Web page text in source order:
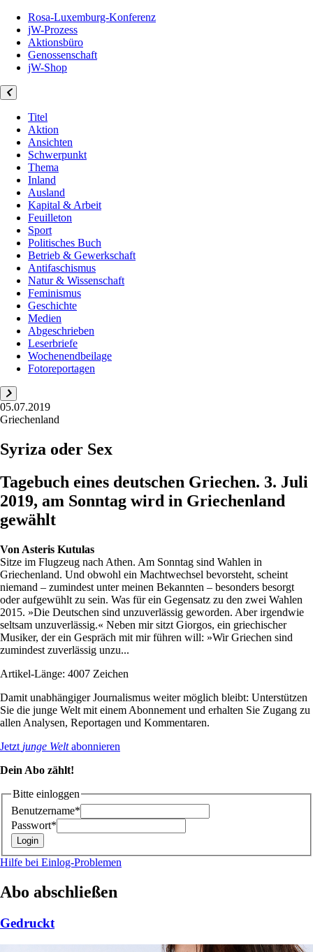
Rosa-Luxemburg-Konferenz
jW-Prozess
Aktionsbüro
Genossenschaft
jW-Shop
Titel
Aktion
Ansichten
Schwerpunkt
Thema
Inland
Ausland
Kapital & Arbeit
Feuilleton
Sport
Politisches Buch
Betrieb & Gewerkschaft
Antifaschismus
Natur & Wissenschaft
Feminismus
Geschichte
Medien
Abgeschrieben
Leserbriefe
Wochenendbeilage
Fotoreportagen
05.07.2019
Griechenland
Syriza oder Sex
Tagebuch eines deutschen Griechen. 3. Juli
2019, am Sonntag wird in Griechenland
gewählt
Von Asteris Kutulas
Sitze im Flugzeug nach Athen. Am Sonntag sind Wahlen in
Griechenland. Und obwohl ein Machtwechsel bevorsteht, scheint
niemand – zumindest unter meinen Bekannten – besonders besorgt
oder aufgewühlt zu sein. Was für ein Gegensatz zu den zwei Wahlen
2015. »Die Deutschen sind unzuverlässig geworden. Aber irgendwie
seltsam unzuverlässig.« Neben mir sitzt Giorgos, ein griechischer
Musiker, der ein Gespräch mit mir führen will: »Wir Griechen sind
zumindest zuverlässig unzu...
Artikel-Länge: 4007 Zeichen
Damit unabhängiger Journalismus weiter möglich bleibt: Unterstützen
Sie die junge Welt mit einem Abonnement und erhalten Sie Zugang zu
allen Analysen, Reportagen und Kommentaren.
Jetzt junge Weltabonnieren
Dein Abo zählt!
Bitte einloggen
Benutzername*
Passwort*
Hilfe bei Einlog-Problemen
Abo abschließen
Gedruckt